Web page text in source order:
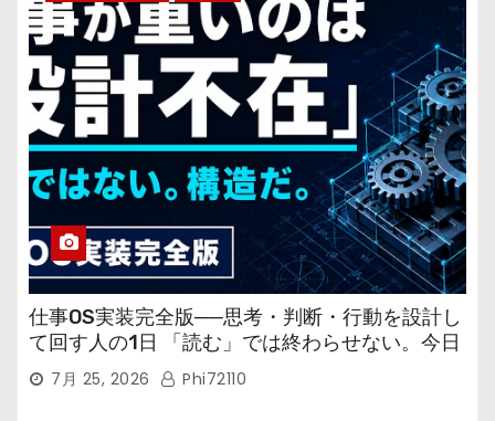
仕事OS実装完全版──思考・判断・行動を設計し
て回す人の1日 「読む」では終わらせない。今日
から回す実装書だ。
7月 25, 2026 Phi72110